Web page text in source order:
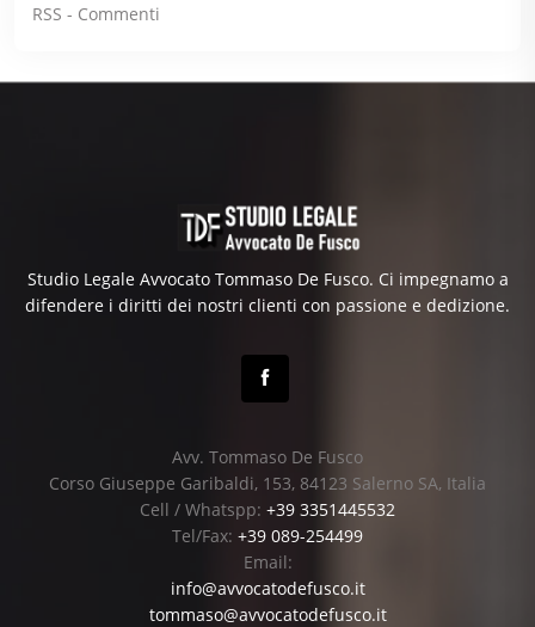
RSS - Commenti
Studio Legale Avvocato Tommaso De Fusco. Ci impegnamo a
difendere i diritti dei nostri clienti con passione e dedizione.
Avv. Tommaso De Fusco
Corso Giuseppe Garibaldi, 153, 84123 Salerno SA, Italia
Cell / Whatspp: +39 3351445532
Tel/Fax: +39 089-254499
Email:
info@avvocatodefusco.it
tommaso@avvocatodefusco.it